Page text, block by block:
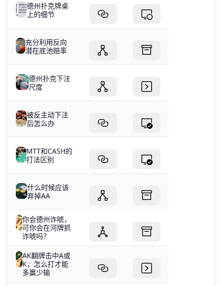
德州扑克牌桌
上的细节
充分利用反向
潜在底池赔率
德州扑克下注
尺度
被反主动下注
后怎么办
MTT和CASH的
打法区别
什么时候应该
弃掉AA
你会德州诈唬，
可你会在河牌抓
诈唬吗？
AK翻牌击中A或
K，怎么打才能
多赢少输